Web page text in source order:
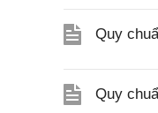
Quy
Quy